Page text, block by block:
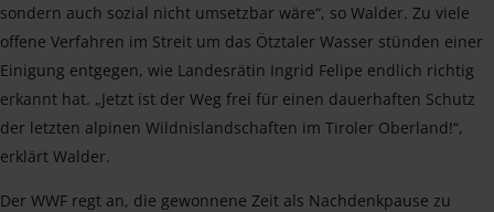
sondern auch sozial nicht umsetzbar wäre“, so Walder. Zu viele
offene Verfahren im Streit um das Ötztaler Wasser stünden einer
Einigung entgegen, wie Landesrätin Ingrid Felipe endlich richtig
erkannt hat. „Jetzt ist der Weg frei für einen dauerhaften Schutz
der letzten alpinen Wildnislandschaften im Tiroler Oberland!“,
erklärt Walder.
Der WWF regt an, die gewonnene Zeit als Nachdenkpause zu